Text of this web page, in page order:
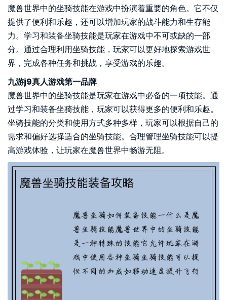
魔兽世界中的坐骑技能在游戏中扮演着重要的角色。它不仅
提供了便利和乐趣，还可以增加玩家的战斗能力和生存能
力。学习和装备坐骑技能是玩家在游戏中不可或缺的一部
分。通过合理利用坐骑技能，玩家可以更好地探索游戏世
界，完成各种任务和挑战，享受游戏的乐趣。
九游j9真人游戏第一品牌
魔兽世界中的坐骑技能是玩家在游戏中必备的一项技能。通
过学习和装备坐骑技能，玩家可以获得更多的便利和乐趣。
坐骑技能的分类和使用方式多种多样，玩家可以根据自己的
需求和偏好选择适合的坐骑技能。合理管理坐骑技能可以提
高游戏体验，让玩家在魔兽世界中畅游无阻。